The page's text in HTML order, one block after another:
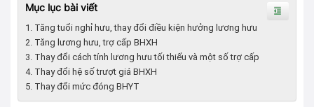
Mục lục bài viết
1. Tăng tuổi nghỉ hưu, thay đổi điều kiện hưởng lương hưu
2. Tăng lương hưu, trợ cấp BHXH
3. Thay đổi cách tính lương hưu tối thiểu và một số trợ cấp
4. Thay đổi hệ số trượt giá BHXH
5. Thay đổi mức đóng BHYT